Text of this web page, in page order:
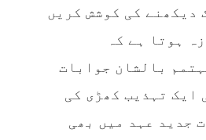
دیکھنے کی کوشش کریں
ہوتا ہے کہ
بالشان جوابات
ایک تہذیب کھڑی کی
جدید عہد میں بھی